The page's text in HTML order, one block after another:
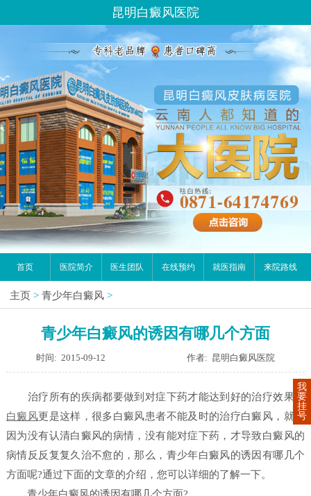
昆明白癜风医院
首页 医院简介 医生团队 在线预约 就医指南 来院路线
主页 > 青少年白癜风 >
青少年白癜风的诱因有哪几个方面
时间: 2015-09-12 作者: 昆明白癜风医院
治疗所有的疾病都要做到对症下药才能达到好的治疗效果，
白癜风更是这样，很多白癜风患者不能及时的治疗白癜风，就是
因为没有认清白癜风的病情，没有能对症下药，才导致白癜风的
病情反反复复久治不愈的，那么，青少年白癜风的诱因有哪几个
方面呢?通过下面的文章的介绍，您可以详细的了解一下。
我
要
挂
号